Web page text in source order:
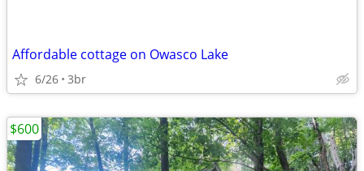
Affordable cottage on Owasco Lake
6/26 3br
$600